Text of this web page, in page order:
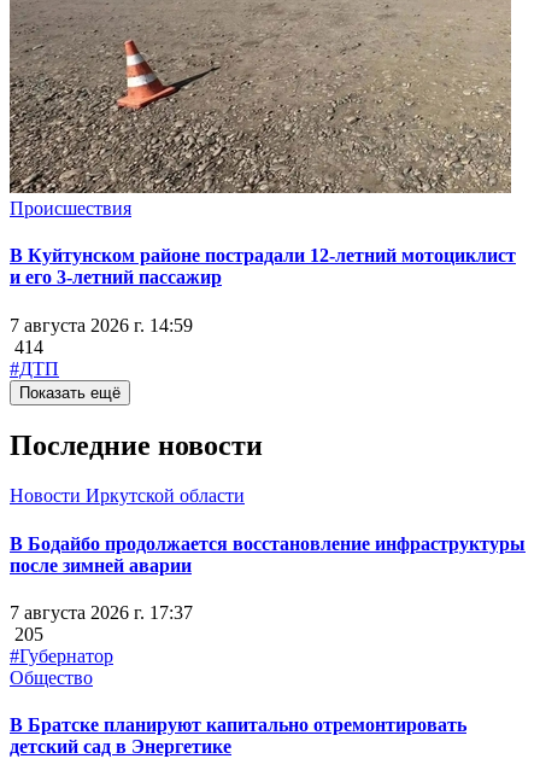
Происшествия
В Куйтунском районе пострадали 12-летний мотоциклист
и его 3-летний пассажир
7 августа 2026 г. 14:59
414
#ДТП
Показать ещё
Последние новости
Новости Иркутской области
В Бодайбо продолжается восстановление инфраструктуры
после зимней аварии
7 августа 2026 г. 17:37
205
#Губернатор
Общество
В Братске планируют капитально отремонтировать
детский сад в Энергетике